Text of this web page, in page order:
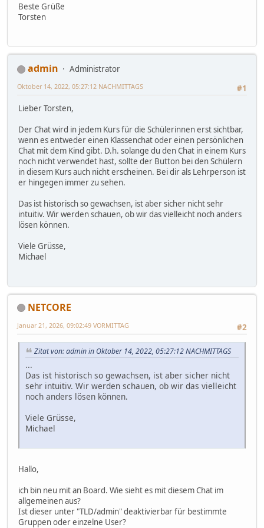
Beste Grüße
Torsten
admin
Administrator
#1
Oktober 14, 2022, 05:27:12 NACHMITTAGS
Lieber Torsten,
Der Chat wird in jedem Kurs für die Schülerinnen erst sichtbar,
wenn es entweder einen Klassenchat oder einen persönlichen
Chat mit dem Kind gibt. D.h. solange du den Chat in einem Kurs
noch nicht verwendet hast, sollte der Button bei den Schülern
in diesem Kurs auch nicht erscheinen. Bei dir als Lehrperson ist
er hingegen immer zu sehen.
Das ist historisch so gewachsen, ist aber sicher nicht sehr
intuitiv. Wir werden schauen, ob wir das vielleicht noch anders
lösen können.
Viele Grüsse,
Michael
NETCORE
#2
Januar 21, 2026, 09:02:49 VORMITTAG
Zitat von: admin in Oktober 14, 2022, 05:27:12 NACHMITTAGS
...
Das ist historisch so gewachsen, ist aber sicher nicht
sehr intuitiv. Wir werden schauen, ob wir das vielleicht
noch anders lösen können.
Viele Grüsse,
Michael
Hallo,
ich bin neu mit an Board. Wie sieht es mit diesem Chat im
allgemeinen aus?
Ist dieser unter "TLD/admin" deaktivierbar für bestimmte
Gruppen oder einzelne User?